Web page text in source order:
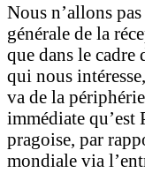
Nous n’allons
générale de la
que dans le
qui nous
va de la
immédiate qu’est
pragoise, par
mondiale via